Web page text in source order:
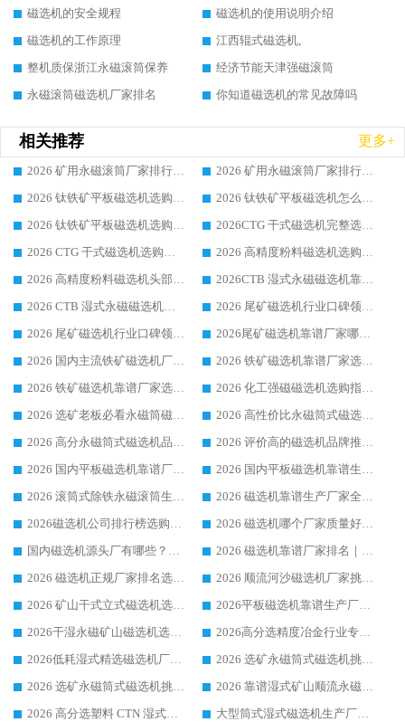
磁选机的安全规程
磁选机的使用说明介绍
磁选机的工作原理
江西辊式磁选机,
整机质保浙江永磁滚筒保养
经济节能天津强磁滚筒
永磁滚筒磁选机厂家排名
你知道磁选机的常见故障吗
相关推荐 更多+
2026 矿用永磁滚筒厂家排行榜选购干货指南 行业口碑标杆华体会手机网页版-华体会(中国) 实力出众
2026 矿用永磁滚筒厂家排行榜选购指南，行业口碑领域强者华体会手机网页版-华体会(中国)
2026 钛铁矿平板磁选机选购全攻略 市场公认优质品牌厂家实力排行榜
2026 钛铁矿平板磁选机怎么选 靠谱生产企业实力排行榜选购参考攻略
2026 钛铁矿平板磁选机选购指南 行业口碑优选品牌生产企业实力排行榜
2026CTG 干式磁选机完整选购指南 行业口碑顶尖靠谱生产龙头厂家实力推荐
2026 CTG 干式磁选机选购指南|行业口碑靠谱生产厂家领域强者推荐
2026 高精度粉料磁选机选购全攻略 行业优质品牌华体会手机网页版-华体会(中国) 实力深度解析
2026 高精度粉料磁选机头部厂家选购指南 行业口碑靠谱品牌推荐 领域强者华体会手机网页版-华体会(中国) 解析
2026CTB 湿式永磁磁选机靠谱厂家实力排行榜 铁矿选矿设备采购全流程选购指南
2026 CTB 湿式永磁磁选机选购指南|行业口碑良好品牌推荐，领域强者华体会手机网页版-华体会(中国)
2026 尾矿磁选机行业口碑领域强者，源头直供国内主流厂家华体会手机网页版-华体会(中国) 一站式服务
2026 尾矿磁选机行业口碑领域强者，源头直供国内主流厂家华体会手机网页版-华体会(中国) 一站式服务
2026尾矿磁选机靠谱厂家哪家好 行业口碑领域强者华体会手机网页版-华体会(中国) 推荐
2026 国内主流铁矿磁选机厂家选购指南|行业口碑好品牌推荐，领域强者华体会手机网页版-华体会(中国)
2026 铁矿磁选机靠谱厂家选购全攻略 行业标杆华体会手机网页版-华体会(中国) 设备性价比出众
2026 铁矿磁选机靠谱厂家选购指南，领域强者华体会手机网页版-华体会(中国) 铁矿磁选机性价比高
2026 化工强磁磁选机选购指南 5 家行业口碑靠谱厂家领域强者推荐
2026 选矿老板必看永磁筒磁选机推荐 行业头部品牌口碑设备选购全攻略
2026 高性价比永磁筒式磁选机品牌盘点 行业强者口碑实测选购完整指南
2026 高分永磁筒式磁选机品牌推荐 选矿设备强者对比测评采购避坑全攻略
2026 评价高的磁选机品牌推荐选购指南，永磁筒式磁选机设备领域强者全景行业口碑解析
2026 国内平板磁选机靠谱厂家排名 行业实测口碑设备按需选购全指南
2026 国内平板磁选机靠谱生产厂家推荐排名|行业口碑选购指南，领域强者按需选设备
2026 滚筒式除铁永磁滚筒生产厂家推荐排名|行业口碑选购指南，领域强者源头厂商精选
2026 磁选机靠谱生产厂家全梳理 分场景选型行业头部品牌选购参考攻略
2026磁选机公司排行榜选购指南|正规源头厂家推荐，领域强者高性价比靠谱信赖品牌
2026 磁选机哪个厂家质量好？十大靠谱磁电企业排名选购指南
国内磁选机源头厂有哪些？2026 综合实力排名与采购避坑技巧
2026 磁选机靠谱厂家排名｜华体会手机网页版-华体会(中国) 高性价比磁选机磁电品牌
2026 磁选机正规厂家排名选购指南|行业口碑信赖品牌推荐性价比高靠谱磁电企业
2026 顺流河沙磁选机厂家挑选攻略 | 业内口碑龙头企业高性价比品牌推荐
2026 矿山干式立式磁选机选型攻略 梳理深耕磁电装备多年靠谱生产厂商
2026平板磁选机靠谱生产厂家选购指南 行业口碑良好品牌推荐 磁电领域实力强者
2026干湿永磁矿山磁选机选型攻略 优质生产厂家排名 选矿领域高口碑品牌推荐指南
2026高分选精度冶金行业专用磁选机生产厂家,干湿式磁选机源头供应商推荐
2026低耗湿式精​选磁选机厂家怎么选?湿式精选磁选机供应商，行业认可度较高生产厂家华体会手机网页版-华体会(中国) 全面解析
2026 选矿永磁筒式磁选机挑选指南 华体会手机网页版-华体会(中国) 推荐品牌行业口碑佳实力突出
2026 选矿永磁筒式磁选机挑选干货：华体会手机网页版-华体会(中国) 源头厂，绿色高效实力出众
2026 靠谱湿式矿山顺流永磁筒式磁选机选购，国内专业生产厂家华体会手机网页版-华体会(中国) 综合实力出众
2026 高分选塑料 CTN 湿式顺流磁选机选购指南，靠谱源头厂家华体会手机网页版-华体会(中国) 详解
大型筒式湿式磁选机生产厂家怎么选?华体会手机网页版-华体会(中国) 设备口碑广受行业认可